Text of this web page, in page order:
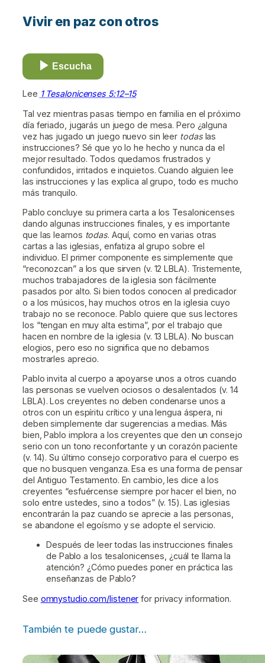
Vivir en paz con otros
Escucha
Lee 1 Tesalonicenses 5:12–15
Tal vez mientras pasas tiempo en familia en el próximo
día feriado, jugarás un juego de mesa. Pero ¿alguna
vez has jugado un juego nuevo sin leer todaslas
instrucciones? Sé que yo lo he hecho y nunca da el
mejor resultado. Todos quedamos frustrados y
confundidos, irritados e inquietos. Cuando alguien lee
las instrucciones y las explica al grupo, todo es mucho
más tranquilo.
Pablo concluye su primera carta a los Tesalonicenses
dando algunas instrucciones finales, y es importante
que las leamos todas. Aquí, como en varias otras
cartas a las iglesias, enfatiza al grupo sobre el
individuo. El primer componente es simplemente que
“reconozcan” a los que sirven (v. 12 LBLA). Tristemente,
muchos trabajadores de la iglesia son fácilmente
pasados ​​por alto. Si bien todos conocen al predicador
o a los músicos, hay muchos otros en la iglesia cuyo
trabajo no se reconoce. Pablo quiere que sus lectores
los “tengan en muy alta estima”, por el trabajo que
hacen en nombre de la iglesia (v. 13 LBLA). No buscan
elogios, pero eso no significa que no debamos
mostrarles aprecio.
Pablo invita al cuerpo a apoyarse unos a otros cuando
las personas se vuelven ociosos o desalentados (v. 14
LBLA). Los creyentes no deben condenarse unos a
otros con un espíritu crítico y una lengua áspera, ni
deben simplemente dar sugerencias a medias. Más
bien, Pablo implora a los creyentes que den un consejo
serio con un tono reconfortante y un corazón paciente
(v. 14). Su último consejo corporativo para el cuerpo es
que no busquen venganza. Esa es una forma de pensar
del Antiguo Testamento. En cambio, les dice a los
creyentes “esfuércense siempre por hacer el bien, no
solo entre ustedes, sino a todos” (v. 15). Las iglesias
encontrarán la paz cuando se aprecie a las personas,
se abandone el egoísmo y se adopte el servicio.
Después de leer todas las instrucciones finales
de Pablo a los tesalonicenses, ¿cuál te llama la
atención? ¿Cómo puedes poner en práctica las
enseñanzas de Pablo?
See omnystudio.com/listener for privacy information.
También te puede gustar…